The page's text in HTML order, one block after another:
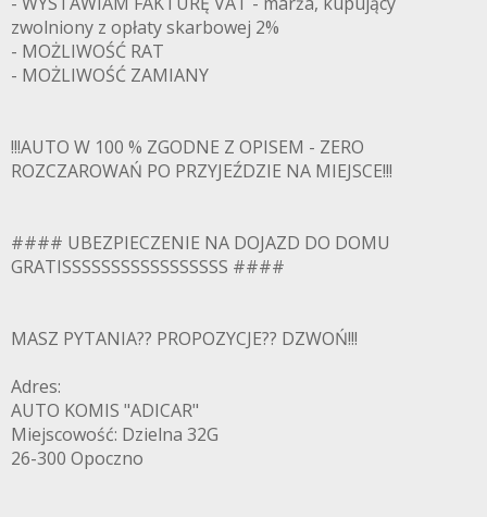
zwolniony z opłaty skarbowej 2%
- MOŻLIWOŚĆ RAT
- MOŻLIWOŚĆ ZAMIANY
!!!AUTO W 100 % ZGODNE Z OPISEM - ZERO
ROZCZAROWAŃ PO PRZYJEŹDZIE NA MIEJSCE!!!
#### UBEZPIECZENIE NA DOJAZD DO DOMU
GRATISSSSSSSSSSSSSSSSS ####
MASZ PYTANIA?? PROPOZYCJE?? DZWOŃ!!!
Adres:
AUTO KOMIS "ADICAR"
Miejscowość: Dzielna 32G
26-300 Opoczno